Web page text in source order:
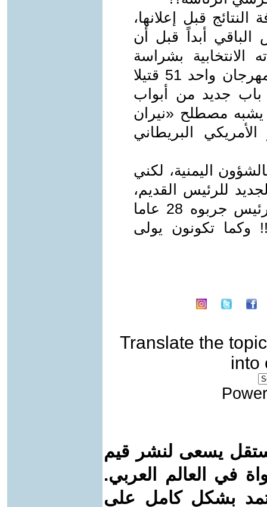
قبل إعلانها،
أبداً قبل أن
الانتخابية بشراسة
وعنف حتى كانت نتيجة التدافع في مهرجان واحد 51 قتيلا
باب جديد من أبواب
يشبه مصطلح «نيران
البريطاني
اليمنية، لكني
للرئيس القديم،
وأتمنى له الرفعة والتقدم في ظل رئيس جربوه 28 عاما
وكما تكونون يولى
Translate the topic
into
يسعى لنشر قيم
في العالم العربي.
بشكل كامل على